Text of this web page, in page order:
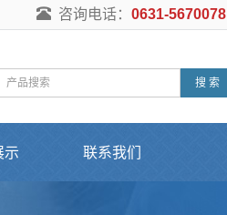
咨询电话： 0631-5670078
搜 索
示 联系我们